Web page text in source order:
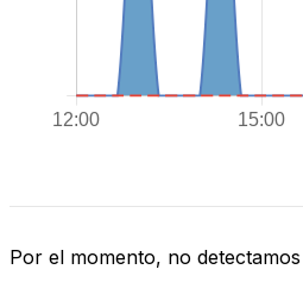
Por el momento, no